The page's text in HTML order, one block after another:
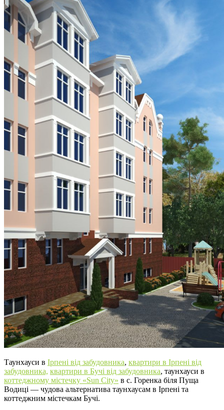
Таунхауси в Ірпені від забудовника, квартири в Ірпені від
забудовника, квартири в Бучі від забудовника, таунхауси в
коттеджному містечку «Sun City» в с. Горенка біля Пуща
Водиці — чудова альтернатива таунхаусам в Ірпені та
коттеджним містечкам Бучі.